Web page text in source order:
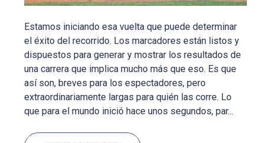
Estamos iniciando esa vuelta que puede determinar
el éxito del recorrido. Los marcadores están listos y
dispuestos para generar y mostrar los resultados de
una carrera que implica mucho más que eso. Es que
así son, breves para los espectadores, pero
extraordinariamente largas para quién las corre. Lo
que para el mundo inició hace unos segundos, par...